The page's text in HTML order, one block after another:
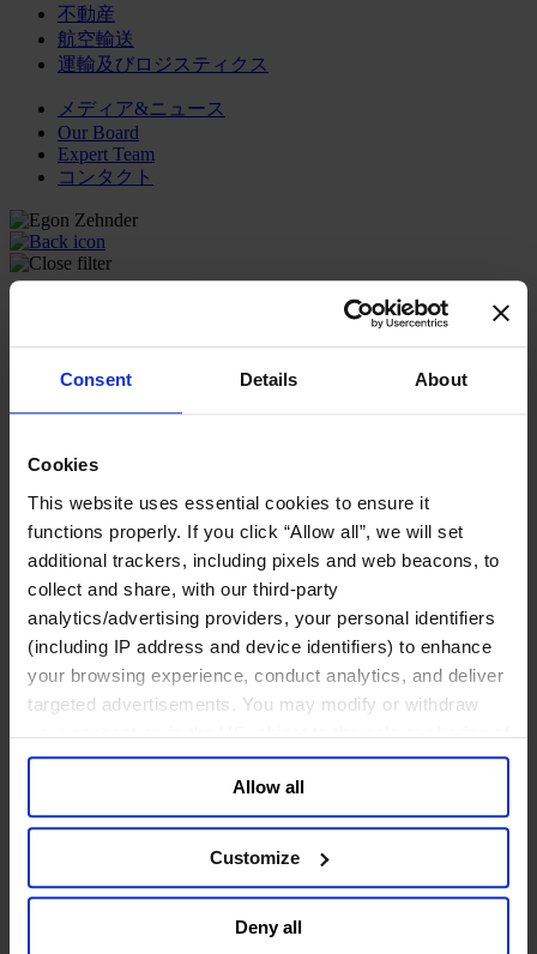
Consent Details About
Cookies
This website uses essential cookies to ensure it
functions properly. If you click “Allow all”, we will set
additional trackers, including pixels and web beacons, to
collect and share, with our third-party
analytics/advertising providers, your personal identifiers
(including IP address and device identifiers) to enhance
your browsing experience, conduct analytics, and deliver
targeted advertisements. You may modify or withdraw
your consent or, in the US, object to the sale or sharing of
your data for targeted advertising, by clicking “Do Not
Sell or Share My Personal Information” in the footer of
the website. You must opt-out of each device and each
browser. For additional information and retention terms
general collection and use of personal information see
Allow all
Customize
Deny all
不動産
航空輸送
運輸及びロジスティクス
メディア&ニュース
Our Board
Expert Team
コンタクト
コンサルタント
企業情報
日本語 Change
コンサルティング内容
トランスフォーメーショナル・リーダーシップ開発プ
ログラム
経営人材の評価
組織変革の支援
エグゼクティブサーチ
リーダーシップ研修
最高経営責任者（CEO）
情報テクノロジーオフィサー（CIO, CTO）
サステナビリティ（CSR）